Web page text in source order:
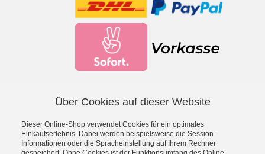
*inkl. MwSt., zzgl.Versandkosten
Über Cookies auf dieser Website
Dieser Online-Shop verwendet Cookies für ein optimales
Einkaufserlebnis. Dabei werden beispielsweise die Session-
Informationen oder die Spracheinstellung auf Ihrem Rechner